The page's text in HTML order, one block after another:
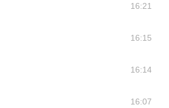
16:21
16:15
16:14
16:07